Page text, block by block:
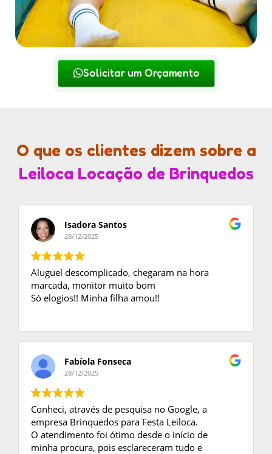
Solicitar um Orçamento
O que os clientes dizem sobre a
Leiloca Locação de Brinquedos
Isadora Santos
28/12/2025
Aluguel descomplicado, chegaram na hora
marcada, monitor muito bom
Só elogios!! Minha filha amou!!
Fabíola Fonseca
28/12/2025
Conheci, através de pesquisa no Google, a
empresa Brinquedos para Festa Leiloca.
O atendimento foi ótimo desde o início de
minha procura, pois esclareceram tudo e